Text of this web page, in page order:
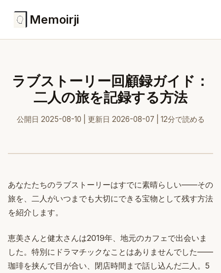
Memoirji
ラブストーリー回顧録ガイド：
二人の旅を記録する方法
公開日 2025-08-10 | 更新日 2026-08-07 | 12分で読める
あなたたちのラブストーリーはすでに素晴らしい——その
旅を、二人がいつまでも大切にできる宝物として残す方法
を紹介します。
恵美さんと健太さんは2019年、地元のカフェで出会いま
した。特別にドラマチックなことはありませんでした——
珈琲を挟んで目が合い、閉店時間まで話し込んだ二人。5